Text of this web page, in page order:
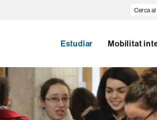
Cerca
Estudiar Mobilitat